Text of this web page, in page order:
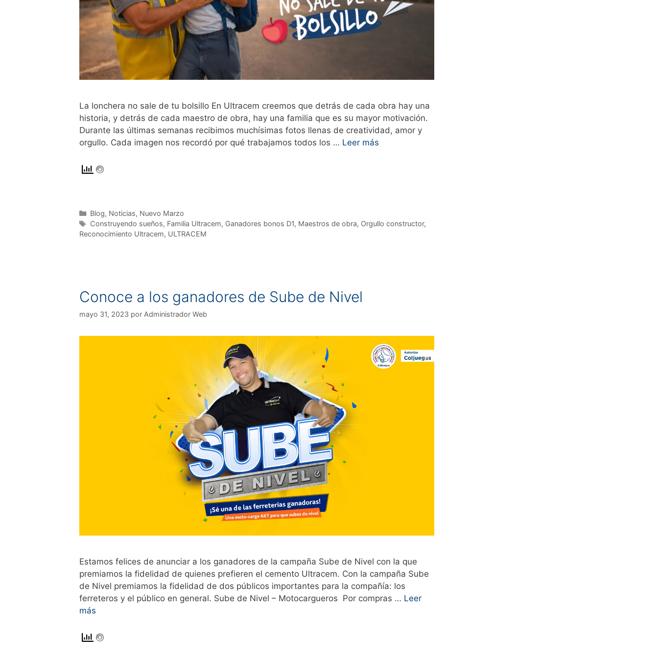
La lonchera no sale de tu bolsillo En Ultracem creemos que detrás de cada obra hay una
historia, y detrás de cada maestro de obra, hay una familia que es su mayor motivación.
Durante las últimas semanas recibimos muchísimas fotos llenas de creatividad, amor y
orgullo. Cada imagen nos recordó por qué trabajamos todos los … Leer más
Blog, Noticias, Nuevo Marzo
Construyendo sueños, Familia Ultracem, Ganadores bonos D1, Maestros de obra, Orgullo constructor,
Reconocimiento Ultracem, ULTRACEM
Conoce a los ganadores de Sube de Nivel
mayo 31, 2023 por Administrador Web
Estamos felices de anunciar a los ganadores de la campaña Sube de Nivel con la que
premiamos la fidelidad de quienes prefieren el cemento Ultracem. Con la campaña Sube
de Nivel premiamos la fidelidad de dos públicos importantes para la compañía: los
ferreteros y el público en general. Sube de Nivel – Motocargueros Por compras … Leer
más